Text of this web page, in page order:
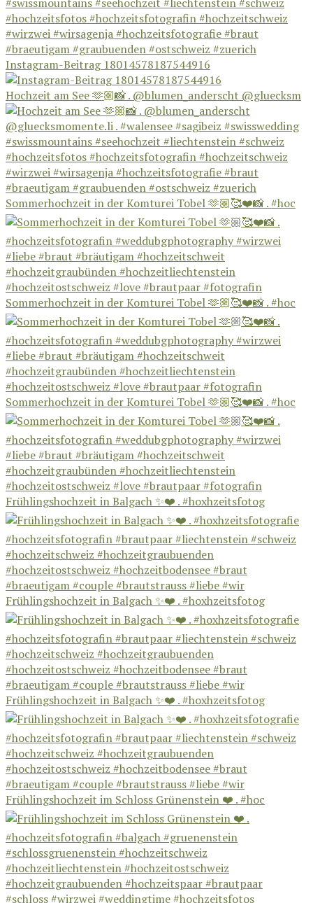
Instagram-Beitrag 18014578187544916
Hochzeit am See 🫶🏼📸 . @blumen_anderscht @gluecksm
Sommerhochzeit in der Komturei Tobel 🫶🏼🥰❤️📸 . #hoc
Sommerhochzeit in der Komturei Tobel 🫶🏼🥰❤️📸 . #hoc
Sommerhochzeit in der Komturei Tobel 🫶🏼🥰❤️📸 . #hoc
Frühlingshochzeit in Balgach ✨❤️ . #hoxhzeitsfotog
Frühlingshochzeit in Balgach ✨❤️ . #hoxhzeitsfotog
Frühlingshochzeit in Balgach ✨❤️ . #hoxhzeitsfotog
Frühlingshochzeit im Schloss Grünenstein ❤️ . #hoc